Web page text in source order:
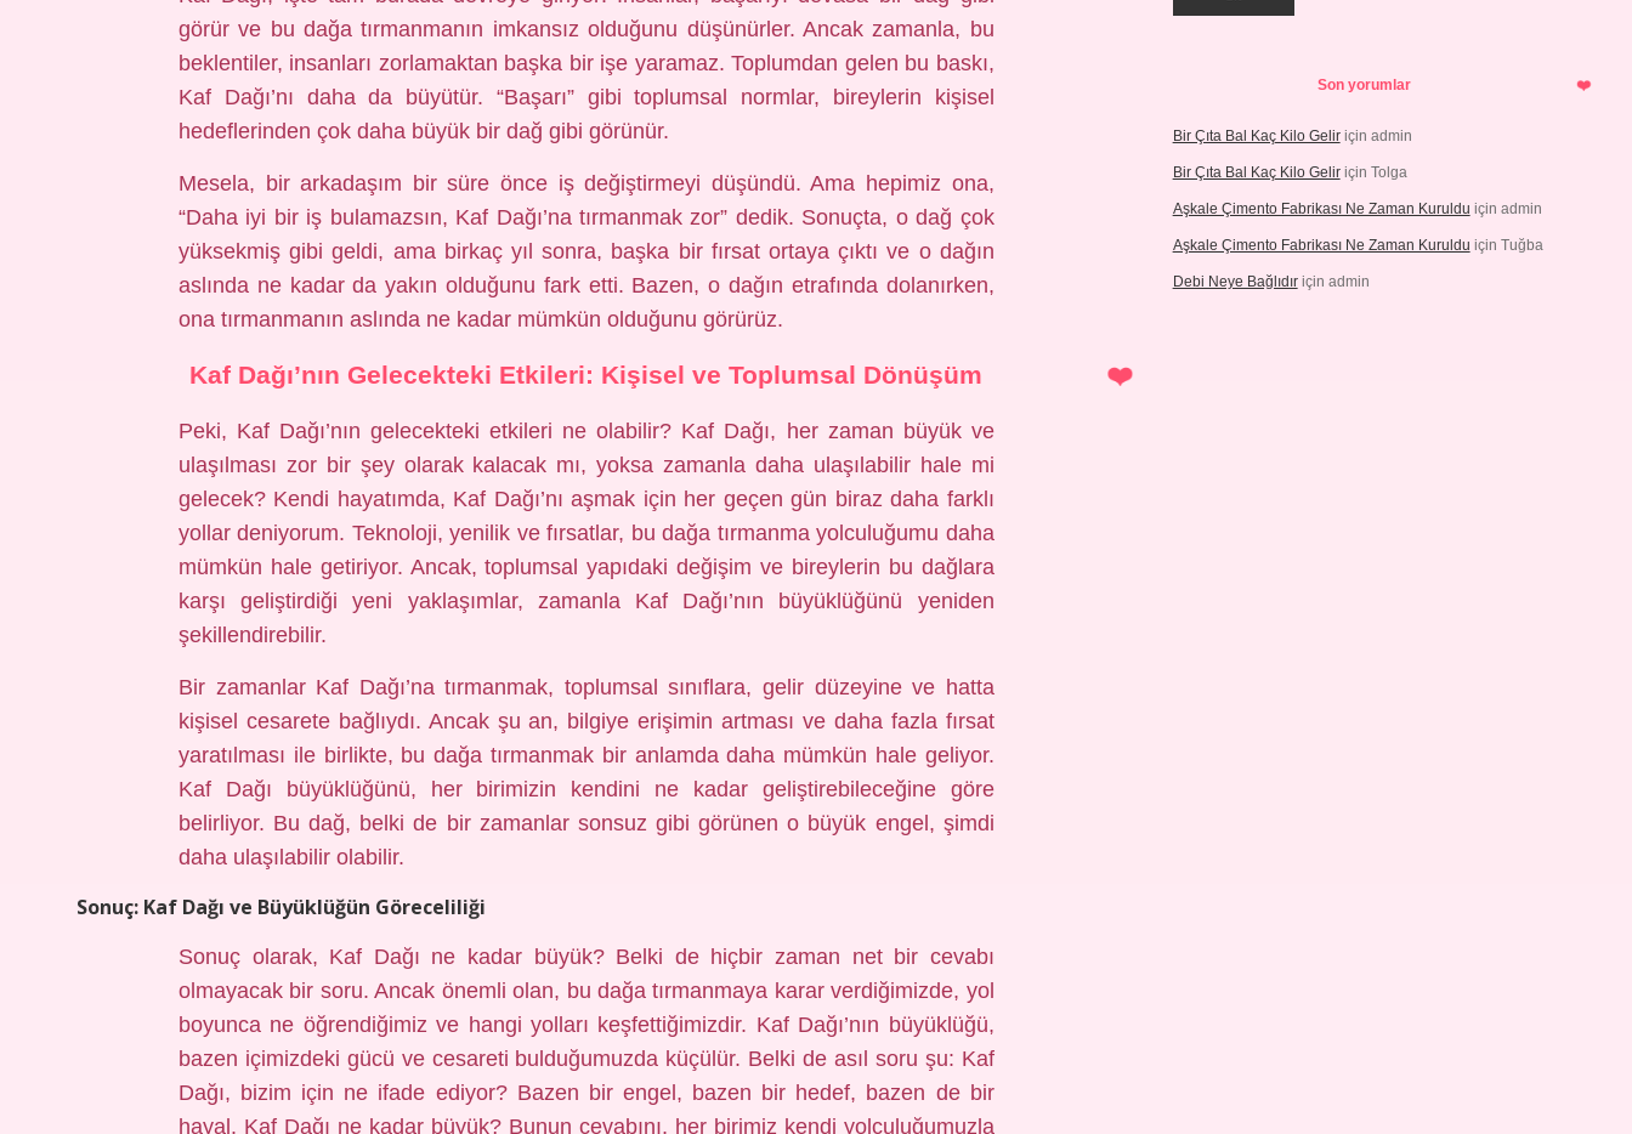
görür ve bu dağa tırmanmanın imkansız olduğunu düşünürler. Ancak zamanla, bu
beklentiler, insanları zorlamaktan başka bir işe yaramaz. Toplumdan gelen bu baskı,
Kaf Dağı’nı daha da büyütür. “Başarı” gibi toplumsal normlar, bireylerin kişisel
hedeflerinden çok daha büyük bir dağ gibi görünür.
Mesela, bir arkadaşım bir süre önce iş değiştirmeyi düşündü. Ama hepimiz ona,
“Daha iyi bir iş bulamazsın, Kaf Dağı’na tırmanmak zor” dedik. Sonuçta, o dağ çok
yüksekmiş gibi geldi, ama birkaç yıl sonra, başka bir fırsat ortaya çıktı ve o dağın
aslında ne kadar da yakın olduğunu fark etti. Bazen, o dağın etrafında dolanırken,
ona tırmanmanın aslında ne kadar mümkün olduğunu görürüz.
Kaf Dağı’nın Gelecekteki Etkileri: Kişisel ve Toplumsal Dönüşüm
Peki, Kaf Dağı’nın gelecekteki etkileri ne olabilir? Kaf Dağı, her zaman büyük ve
ulaşılması zor bir şey olarak kalacak mı, yoksa zamanla daha ulaşılabilir hale mi
gelecek? Kendi hayatımda, Kaf Dağı’nı aşmak için her geçen gün biraz daha farklı
yollar deniyorum. Teknoloji, yenilik ve fırsatlar, bu dağa tırmanma yolculuğumu daha
mümkün hale getiriyor. Ancak, toplumsal yapıdaki değişim ve bireylerin bu dağlara
karşı geliştirdiği yeni yaklaşımlar, zamanla Kaf Dağı’nın büyüklüğünü yeniden
şekillendirebilir.
Bir zamanlar Kaf Dağı’na tırmanmak, toplumsal sınıflara, gelir düzeyine ve hatta
kişisel cesarete bağlıydı. Ancak şu an, bilgiye erişimin artması ve daha fazla fırsat
yaratılması ile birlikte, bu dağa tırmanmak bir anlamda daha mümkün hale geliyor.
Kaf Dağı büyüklüğünü, her birimizin kendini ne kadar geliştirebileceğine göre
belirliyor. Bu dağ, belki de bir zamanlar sonsuz gibi görünen o büyük engel, şimdi
daha ulaşılabilir olabilir.
Sonuç: Kaf Dağı ve Büyüklüğün Göreceliliği
Sonuç olarak, Kaf Dağı ne kadar büyük? Belki de hiçbir zaman net bir cevabı
olmayacak bir soru. Ancak önemli olan, bu dağa tırmanmaya karar verdiğimizde, yol
boyunca ne öğrendiğimiz ve hangi yolları keşfettiğimizdir. Kaf Dağı’nın büyüklüğü,
bazen içimizdeki gücü ve cesareti bulduğumuzda küçülür. Belki de asıl soru şu: Kaf
Dağı, bizim için ne ifade ediyor? Bazen bir engel, bazen bir hedef, bazen de bir
hayal. Kaf Dağı ne kadar büyük? Bunun cevabını, her birimiz kendi yolculuğumuzla
Son yorumlar
Bir Çıta Bal Kaç Kilo Geliriçin admin
Bir Çıta Bal Kaç Kilo Geliriçin Tolga
Aşkale Çimento Fabrikası Ne Zaman Kuruldu için admin
Aşkale Çimento Fabrikası Ne Zaman Kuruldu için Tuğba
Debi Neye Bağlıdıriçin admin